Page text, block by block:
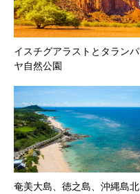
イスチグアラストとタランパ
ヤ自然公園
奄美大島、徳之島、沖縄島北